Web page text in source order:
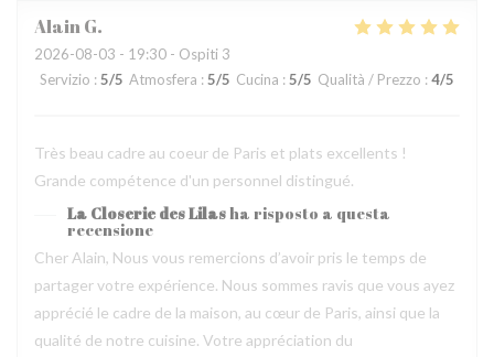
AlainG
2026-08-03 - 19:30 - Ospiti 3
Servizio : 5/5 Atmosfera : 5/5 Cucina : 5/5 Qualità / Prezzo : 4/5
Très beau cadre au coeur de Paris et plats excellents !
Grande compétence d'un personnel distingué.
La Closerie des Lilasha risposto a questa
recensione
Cher Alain, Nous vous remercions d’avoir pris le temps de
partager votre expérience. Nous sommes ravis que vous ayez
apprécié le cadre de la maison, au cœur de Paris, ainsi que la
qualité de notre cuisine. Votre appréciation du